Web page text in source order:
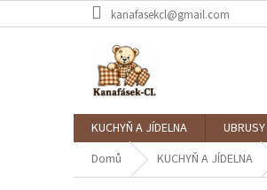
na
kanafasekcl@gmail.com
KUCHYŇ A JÍDELNA
Domů
KUCHYŇ A JÍDELNA